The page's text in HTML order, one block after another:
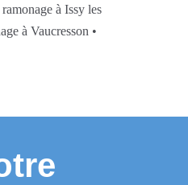
à Issy les
à Vaucresson •